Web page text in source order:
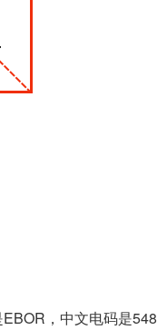
，中文电码是